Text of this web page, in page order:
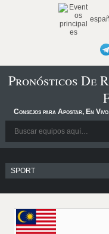
Pronósticos De
Consejos para Apostar, En